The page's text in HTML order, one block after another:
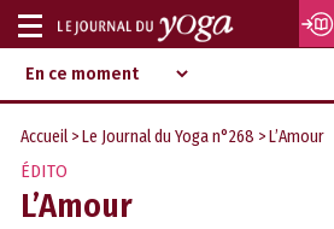
Aller
au
contenu
d‘information
indépendant
Afficher
ou
masquer
la
navigation
Accueil >Le Journal du Yoga n°268 > L’Amour
ÉDITO
L’Amour